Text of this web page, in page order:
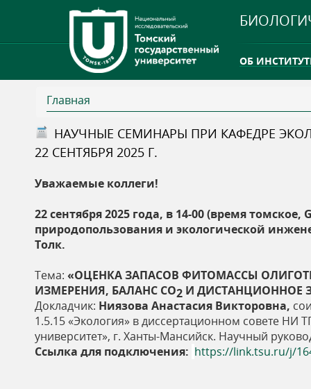
ОБ
ТГУ ОТКРЫЛ
В
ы
з
д
с
ь
Главная
НАУЧНЫЕ СЕМИНАРЫ ПРИ КАФЕДРЕ
22 СЕНТЯБРЯ 2025 Г.
Уважаемые коллеги!
22 сентября 2025 года, в 14-00 (время
природопользования и экологической
Толк.
Тема: «ОЦЕНКА ЗАПАСОВ ФИТОМАССЫ
ИЗМЕРЕНИЯ, БАЛАНС CO2 И ДИСТАНЦИОННОЕ
Докладчик: Ниязова Анастасия Викторовна,
1.5.15 «Экология» в диссертационном совете
университет», г. Ханты-Мансийск. Научный
Ссылка для подключения: https://link.tsu.ru/j/